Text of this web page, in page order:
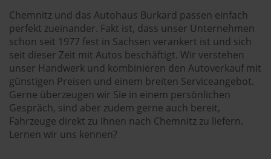
Chemnitz und das Autohaus Burkard passen einfach
perfekt zueinander. Fakt ist, dass unser Unternehmen
schon seit 1977 fest in Sachsen verankert ist und sich
seit dieser Zeit mit Autos beschäftigt. Wir verstehen
unser Handwerk und kombinieren den Autoverkauf mit
günstigen Preisen und einem breiten Serviceangebot.
Gerne überzeugen wir Sie in einem persönlichen
Gespräch, sind aber zudem gerne auch bereit,
Fahrzeuge direkt zu Ihnen nach Chemnitz zu liefern.
Lernen wir uns kennen?